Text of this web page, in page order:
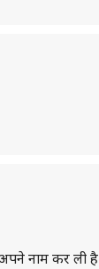
नाम कर ली